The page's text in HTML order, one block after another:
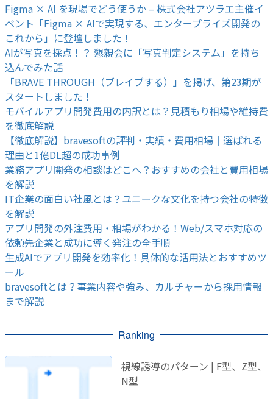
Figma × AI を現場でどう使うか – 株式会社アツラエ主催イ
ベント「Figma × AIで実現する、エンタープライズ開発の
これから」に登壇しました！
AIが写真を採点！？ 懇親会に「写真判定システム」を持ち
込んでみた話
「BRAVE THROUGH（ブレイブする）」を掲げ、第23期が
スタートしました！
モバイルアプリ開発費用の内訳とは？見積もり相場や維持費
を徹底解説
【徹底解説】bravesoftの評判・実績・費用相場｜選ばれる
理由と1億DL超の成功事例
業務アプリ開発の相談はどこへ？おすすめの会社と費用相場
を解説
IT企業の面白い社風とは？ユニークな文化を持つ会社の特徴
を解説
アプリ開発の外注費用・相場がわかる！Web/スマホ対応の
依頼先企業と成功に導く発注の全手順
生成AIでアプリ開発を効率化！具体的な活用法とおすすめツ
ール
bravesoftとは？事業内容や強み、カルチャーから採用情報
まで解説
Ranking
視線誘導のパターン | F型、Z型、
N型